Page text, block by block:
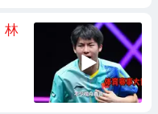
林